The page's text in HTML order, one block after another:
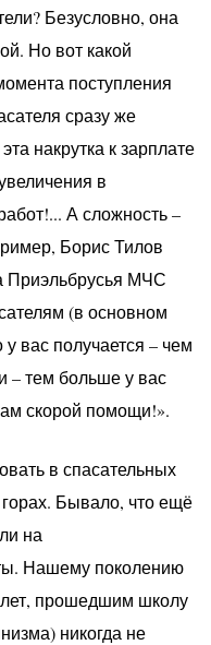
Безусловно, она
Но вот какой
поступления
сразу же
накрутка к зарплате
в
А сложность –
Борис Тилов
Приэльбрусья МЧС
(в основном
вас получается – чем
– тем больше у вас
скорой помощи!».
в спасательных
Бывало, что ещё
на
Нашему поколению
прошедшим школу
никогда не